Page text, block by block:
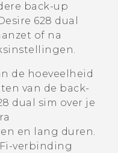
back-up
628 dual
of na
de hoeveelheid
van de back-
dual sim over je
en lang duren.
-verbinding